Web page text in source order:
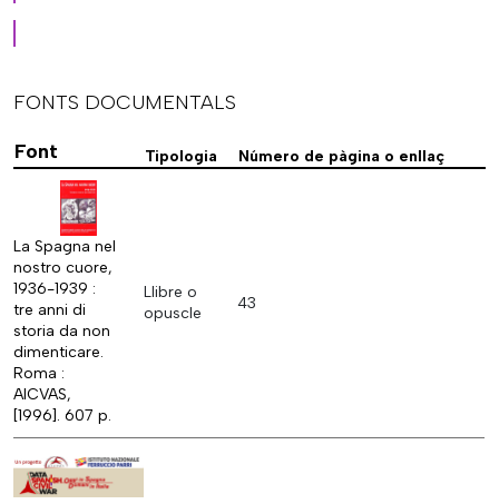
FONTS DOCUMENTALS
Font
Tipologia Número de pàgina o enllaç
La Spagna nel
nostro cuore,
1936-1939 :
tre anni di
storia da non
dimenticare.
Roma :
AICVAS,
[1996]. 607 p.
Llibre o
opuscle
43